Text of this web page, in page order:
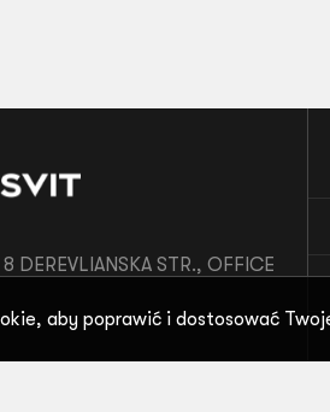
8 DEREVLIANSKA STR., OFFICE
aby poprawić i dostosować